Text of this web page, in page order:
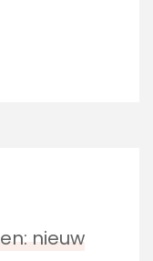
nieuw